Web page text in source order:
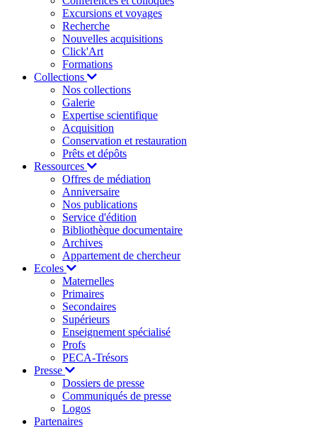
Excursions et voyages
Recherche
Nouvelles acquisitions
Click'Art
Formations
Collections
Nos collections
Galerie
Expertise scientifique
Acquisition
Conservation et restauration
Prêts et dépôts
Ressources
Offres de médiation
Anniversaire
Nos publications
Service d'édition
Bibliothèque documentaire
Archives
Appartement de chercheur
Ecoles
Maternelles
Primaires
Secondaires
Supérieurs
Enseignement spécialisé
Profs
PECA-Trésors
Presse
Dossiers de presse
Communiqués de presse
Logos
Partenaires